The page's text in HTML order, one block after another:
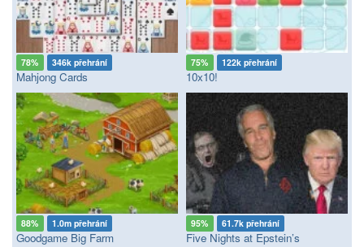
78% 346k přehrání
Mahjong Cards
75% 122k přehrání
10x10!
88% 1.0m přehrání
Goodgame Big Farm
95% 61.7k přehrání
Five Nights at Epstein’s